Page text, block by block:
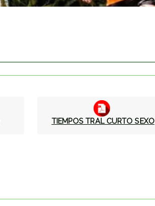
TIEMPOS TRAL CURTO SEXO